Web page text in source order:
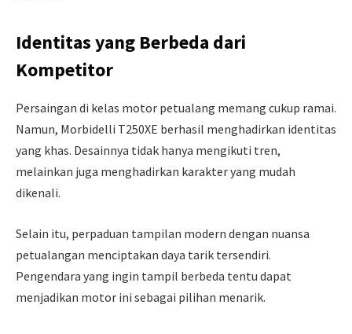
Identitas yang Berbeda dari
Kompetitor
Persaingan di kelas motor petualang memang cukup ramai.
Namun, Morbidelli T250XE berhasil menghadirkan identitas
yang khas. Desainnya tidak hanya mengikuti tren,
melainkan juga menghadirkan karakter yang mudah
dikenali.
Selain itu, perpaduan tampilan modern dengan nuansa
petualangan menciptakan daya tarik tersendiri.
Pengendara yang ingin tampil berbeda tentu dapat
menjadikan motor ini sebagai pilihan menarik.